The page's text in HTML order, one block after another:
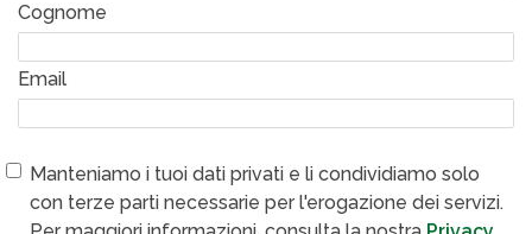
Cognome
Email
Manteniamo i tuoi dati privati e li condividiamo solo
con terze parti necessarie per l'erogazione dei servizi.